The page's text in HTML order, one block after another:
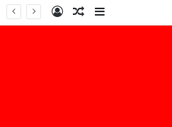
Sidebar
Random
Log